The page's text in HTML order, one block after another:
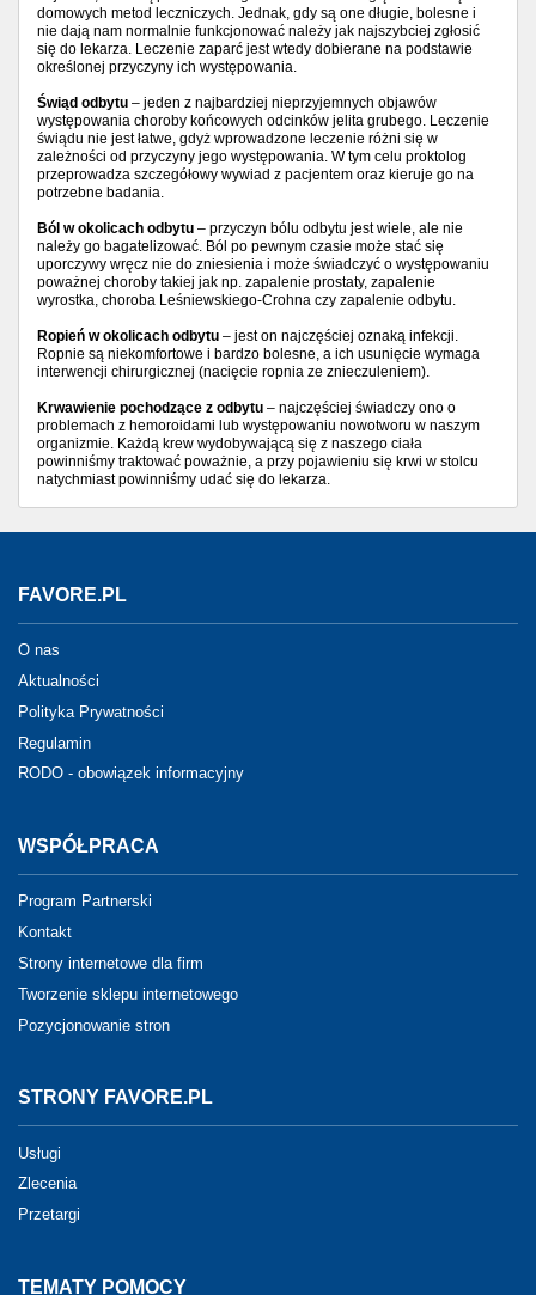
domowych metod leczniczych. Jednak, gdy są one długie, bolesne i
nie dają nam normalnie funkcjonować należy jak najszybciej zgłosić
się do lekarza. Leczenie zaparć jest wtedy dobierane na podstawie
określonej przyczyny ich występowania.
Świąd odbytu – jeden z najbardziej nieprzyjemnych objawów
występowania choroby końcowych odcinków jelita grubego. Leczenie
świądu nie jest łatwe, gdyż wprowadzone leczenie różni się w
zależności od przyczyny jego występowania. W tym celu proktolog
przeprowadza szczegółowy wywiad z pacjentem oraz kieruje go na
potrzebne badania.
Ból w okolicach odbytu – przyczyn bólu odbytu jest wiele, ale nie
należy go bagatelizować. Ból po pewnym czasie może stać się
uporczywy wręcz nie do zniesienia i może świadczyć o występowaniu
poważnej choroby takiej jak np. zapalenie prostaty, zapalenie
wyrostka, choroba Leśniewskiego-Crohna czy zapalenie odbytu.
Ropień w okolicach odbytu – jest on najczęściej oznaką infekcji.
Ropnie są niekomfortowe i bardzo bolesne, a ich usunięcie wymaga
interwencji chirurgicznej (nacięcie ropnia ze znieczuleniem).
Krwawienie pochodzące z odbytu – najczęściej świadczy ono o
problemach z hemoroidami lub występowaniu nowotworu w naszym
organizmie. Każdą krew wydobywającą się z naszego ciała
powinniśmy traktować poważnie, a przy pojawieniu się krwi w stolcu
natychmiast powinniśmy udać się do lekarza.
FAVORE.PL
O nas
Aktualności
Polityka Prywatności
Regulamin
RODO - obowiązek informacyjny
WSPÓŁPRACA
Program Partnerski
Kontakt
Strony internetowe dla firm
Tworzenie sklepu internetowego
Pozycjonowanie stron
STRONY FAVORE.PL
Usługi
Zlecenia
Przetargi
TEMATY POMOCY